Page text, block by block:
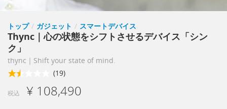
トップ / ガジェット / スマートデバイス
Thync｜心の状態をシフトさせるデバイス「シン
ク」
thync｜Shift your state of mind.
(19)
税込 ¥ 108,490